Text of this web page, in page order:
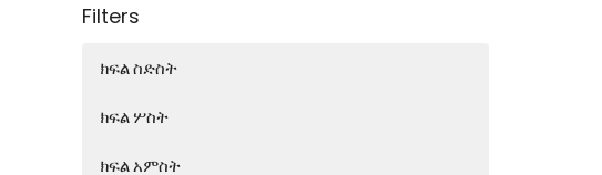
Filters
ክፍል ስድስት
ክፍል ሦስት
ክፍል አምስት